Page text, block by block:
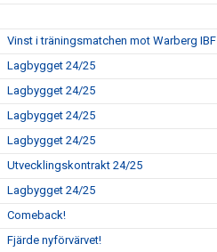
Vinst i träningsmatchen mot Warberg IBF
Lagbygget 24/25
Lagbygget 24/25
Lagbygget 24/25
Lagbygget 24/25
Utvecklingskontrakt 24/25
Lagbygget 24/25
Comeback!
Fjärde nyförvärvet!